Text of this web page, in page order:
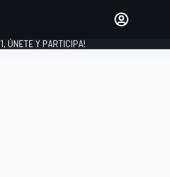
ÚNETE Y PARTICIPA!